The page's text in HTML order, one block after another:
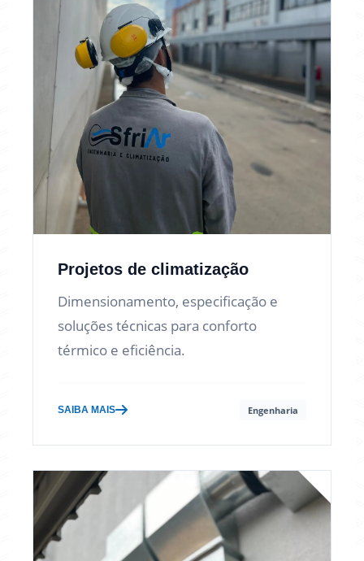
Projetos de climatização
Dimensionamento, especificação e
soluções técnicas para conforto
térmico e eficiência.
SAIBA MAIS Engenharia